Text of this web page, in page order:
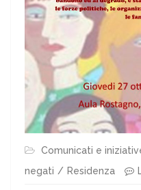
Comunicati e
negati
Residenza